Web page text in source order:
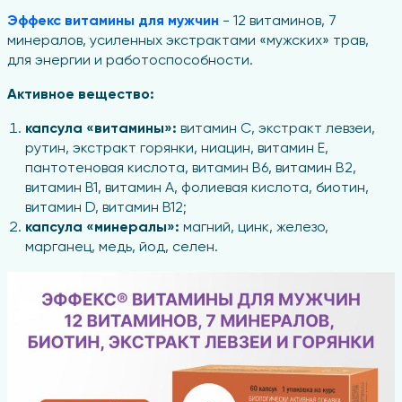
Эффекс витамины для мужчин - 12 витаминов, 7
минералов, усиленных экстрактами «мужских» трав,
для энергии и работоспособности.
Активное вещество:
капсула «витамины»: витамин С, экстракт левзеи,
рутин, экстракт горянки, ниацин, витамин Е,
пантотеновая кислота, витамин В6, витамин В2,
витамин В1, витамин А, фолиевая кислота, биотин,
витамин D, витамин В12;
капсула «минералы»: магний, цинк, железо,
марганец, медь, йод, селен.